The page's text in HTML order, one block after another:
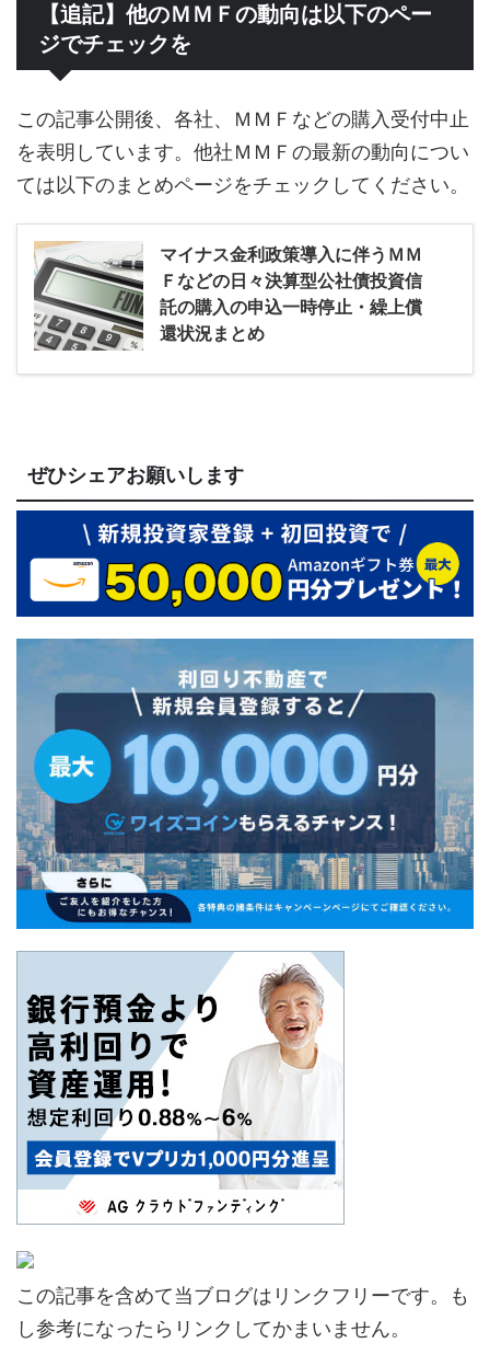
【追記】他のＭＭＦの動向は以下のペー
ジでチェックを
この記事公開後、各社、ＭＭＦなどの購入受付中止
を表明しています。他社ＭＭＦの最新の動向につい
ては以下のまとめページをチェックしてください。
マイナス金利政策導入に伴うＭＭ
Ｆなどの日々決算型公社債投資信
託の購入の申込一時停止・繰上償
還状況まとめ
ぜひシェアお願いします
この記事を含めて当ブログはリンクフリーです。も
し参考になったらリンクしてかまいません。